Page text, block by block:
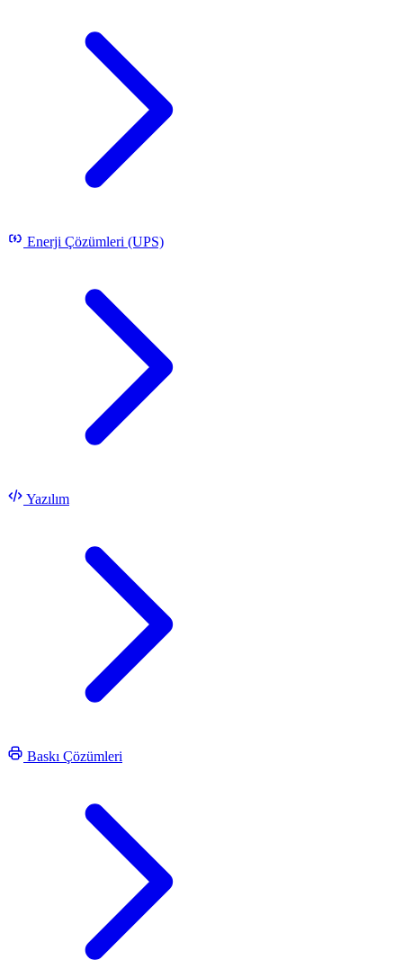
Enerji Çözümleri (UPS)
Yazılım
Baskı Çözümleri